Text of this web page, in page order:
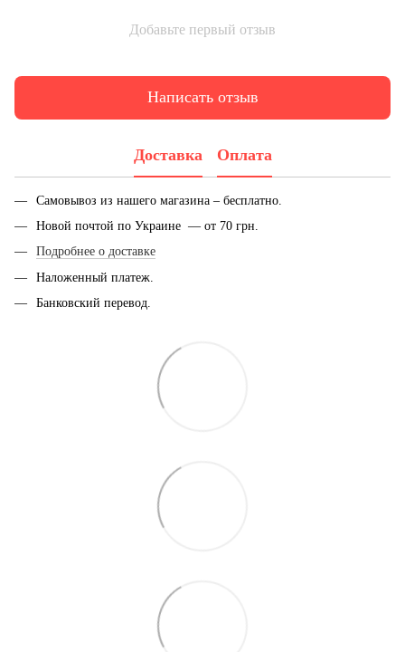
Добавьте первый отзыв
Написать отзыв
Доставка Оплата
Самовывоз из нашего магазина – бесплатно.
Новой почтой по Украине — от 70 грн.
Подробнее о доставке
Наложенный платеж.
Банковский перевод.